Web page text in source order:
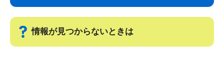
で
情報が見つからないときは